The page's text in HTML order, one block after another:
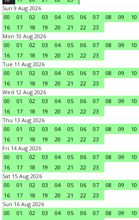
Sun 9 Aug 2026
00
01 02 03 04 05 06 07 08 09 10
16
17 18 19 20 21 22
23
Mon 10 Aug 2026
00
01 02 03 04 05 06 07 08 09 10
16
17 18 19 20 21 22
23
Tue 11 Aug 2026
00
01 02 03 04 05 06 07 08 09 10
16
17 18 19 20 21 22
23
Wed 12 Aug 2026
00
01 02 03 04 05 06 07 08 09 10
16
17 18 19 20 21 22
23
Thu 13 Aug 2026
00
01 02 03 04 05 06 07 08 09 10
16
17 18 19 20 21 22
23
Fri 14 Aug 2026
00
01 02 03 04 05 06 07 08 09 10
16
17 18 19 20 21 22
23
Sat 15 Aug 2026
00
01 02 03 04 05 06 07 08 09 10
16
17 18 19 20 21 22
23
Sun 16 Aug 2026
00
01 02 03 04 05 06 07 08 09 10